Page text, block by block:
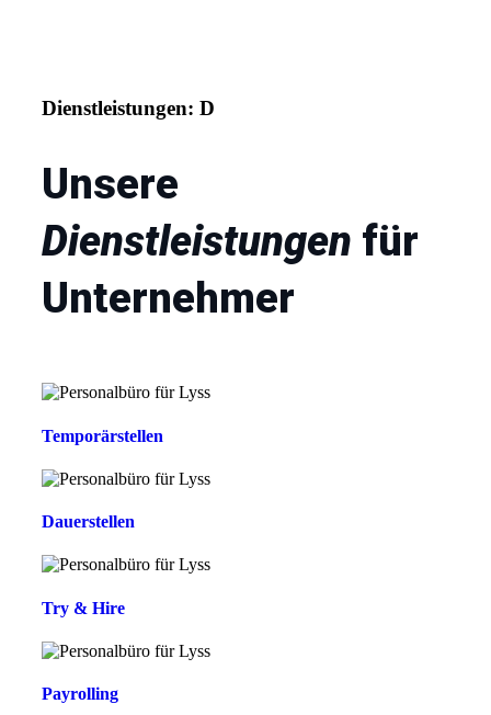
Dienstleistungen: D
Unsere
Dienstleistungen für
Unternehmer
Temporärstellen
Dauerstellen
Try & Hire
Payrolling